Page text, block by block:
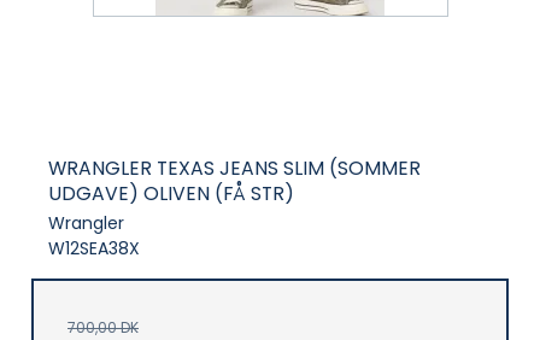
WRANGLER TEXAS JEANS SLIM (SOMMER
UDGAVE) OLIVEN (FÅ STR)
Wrangler
W12SEA38X
700,00 DK